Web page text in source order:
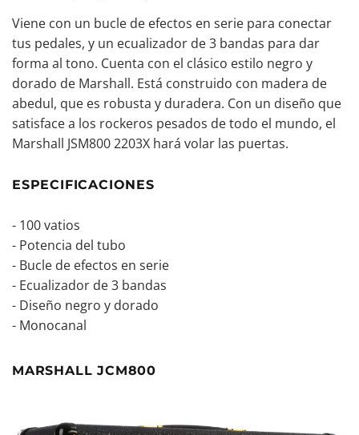
Viene con un bucle de efectos en serie para conectar
tus pedales, y un ecualizador de 3 bandas para dar
forma al tono. Cuenta con el clásico estilo negro y
dorado de Marshall. Está construido con madera de
abedul, que es robusta y duradera. Con un diseño que
satisface a los rockeros pesados de todo el mundo, el
Marshall JSM800 2203X hará volar las puertas.
ESPECIFICACIONES
- 100 vatios
- Potencia del tubo
- Bucle de efectos en serie
- Ecualizador de 3 bandas
- Diseño negro y dorado
- Monocanal
MARSHALL JCM800